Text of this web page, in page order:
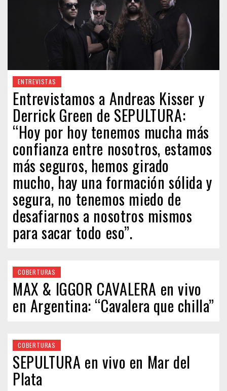
ENTREVISTAS
Entrevistamos a Andreas Kisser y
Derrick Green de SEPULTURA:
“Hoy por hoy tenemos mucha más
confianza entre nosotros, estamos
más seguros, hemos girado
mucho, hay una formación sólida y
segura, no tenemos miedo de
desafiarnos a nosotros mismos
para sacar todo eso”.
COBERTURAS
MAX & IGGOR CAVALERA en vivo
en Argentina: “Cavalera que chilla”
COBERTURAS
SEPULTURA en vivo en Mar del
Plata